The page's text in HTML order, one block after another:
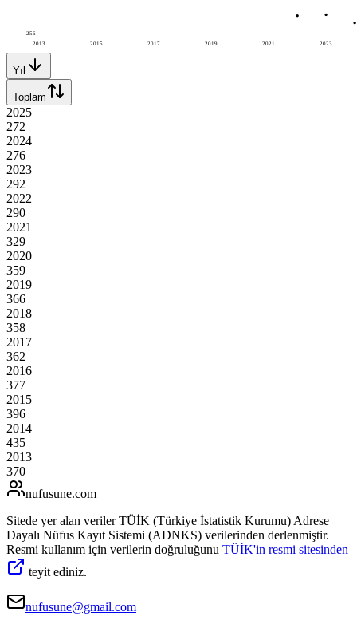
2013 2015 2017 2019 2021 2023
256
Yıl
Toplam
2025
272
2024
276
2023
292
2022
290
2021
329
2020
359
2019
366
2018
358
2017
362
2016
377
2015
396
2014
435
2013
370
nufusune.com
Sitede yer alan veriler TÜİK (Türkiye İstatistik Kurumu) Adrese
Dayalı Nüfus Kayıt Sistemi (ADNKS) verilerinden derlenmiştir.
Resmi kullanım için verilerin doğruluğunu TÜİK'in resmi sitesinden
teyit ediniz.
nufusune@gmail.com